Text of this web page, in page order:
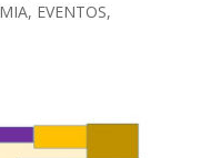
, EVENTOS,